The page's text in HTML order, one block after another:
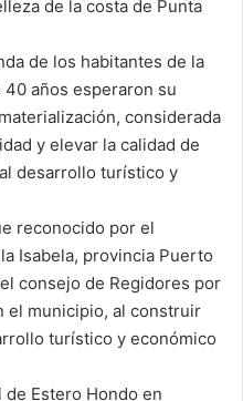
de la costa de Punta
de los habitantes de la
años esperaron su
considerada
y elevar la calidad de
desarrollo turístico y
reconocido por el
Isabela, provincia Puerto
consejo de Regidores por
el municipio, al construir
turístico y económico
Estero Hondo en